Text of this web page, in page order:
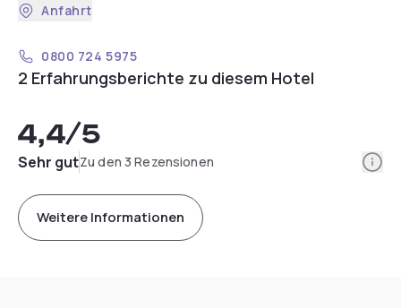
Anfahrt
0800 724 5975
2 Erfahrungsberichte zu diesem Hotel
4,4/5
Sehr gutZu den 3 Rezensionen
Weitere Informationen